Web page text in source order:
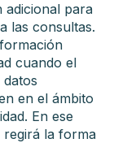
adicional para
las consultas.
cuando el
en el ámbito
En ese
regirá la forma